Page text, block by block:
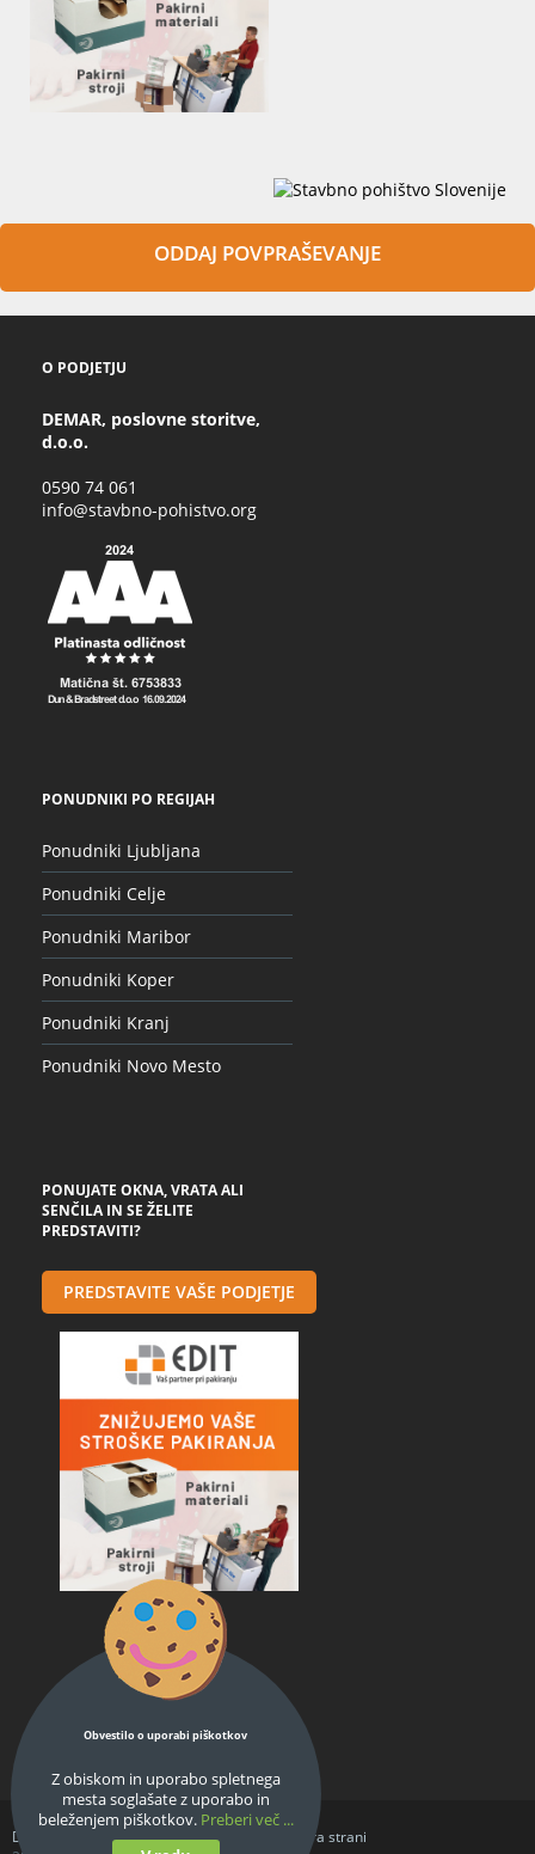
ODDAJ POVPRAŠEVANJE
O PODJETJU
DEMAR, poslovne storitve,
d.o.o.
0590 74 061
info@stavbno-pohistvo.org
PONUDNIKI PO REGIJAH
Ponudniki Ljubljana
Ponudniki Celje
Ponudniki Maribor
Ponudniki Koper
Ponudniki Kranj
Ponudniki Novo Mesto
PONUJATE OKNA, VRATA ALI
SENČILA IN SE ŽELITE
PREDSTAVITI?
PREDSTAVITE VAŠE PODJETJE
Obvestilo o uporabi piškotkov
Z obiskom in uporabo spletnega
mesta soglašate z uporabo in
beleženjem piškotkov. Preberi več ...
Domov O podjetju Splošni pogoji
Struktura strani